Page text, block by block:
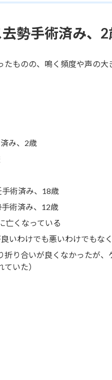
勢手術済み、2
ものの、鳴く頻度や声の
み、2歳
術済み、18歳
術済み、12歳
亡くなっている
いわけでも悪いわけでもな
折り合いが良くなかったが
いた）